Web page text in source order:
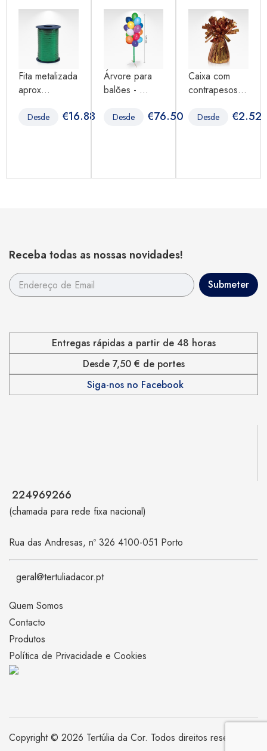
Fita metalizada
aprox...
Desde €16.88
Árvore para
balões - ...
Desde €76.50
Caixa com
contrapesos...
Desde €2.52
Receba todas as nossas novidades!
Entregas rápidas a partir de 48 horas
Desde 7,50 € de portes
Siga-nos no Facebook
224969266
(chamada para rede fixa nacional)
Rua das Andresas, nº 326 4100-051 Porto
geral@tertuliadacor.pt
Quem Somos
Contacto
Produtos
Política de Privacidade e Cookies
Copyright © 2026 Tertúlia da Cor. Todos direitos reservados